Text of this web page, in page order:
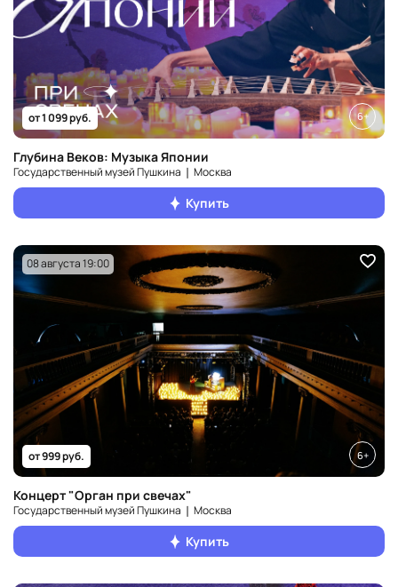
от 1 099 руб. 6+
Глубина Веков: Музыка Японии
Государственный музей Пушкина ❘ Москва
Купить
08 августа 19:00
от 999 руб. 6+
Концерт "Орган при свечах"
Государственный музей Пушкина ❘ Москва
Купить